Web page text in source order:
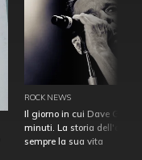
ROCK NEWS
Il giorno in cui Dave
minuti. La storia
sempre la sua vita